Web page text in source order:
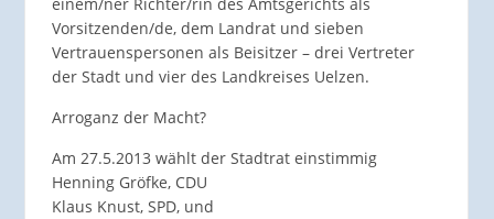
einem/ner Richter/rin des Amtsgerichts als
Vorsitzenden/de, dem Landrat und sieben
Vertrauenspersonen als Beisitzer – drei Vertreter
der Stadt und vier des Landkreises Uelzen.
Arroganz der Macht?
Am 27.5.2013 wählt der Stadtrat einstimmig
Henning Gröfke, CDU
Klaus Knust, SPD, und